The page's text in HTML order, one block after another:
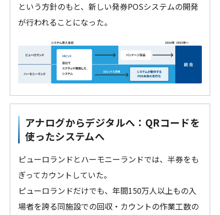
という方針のもと、新しい発券POSシステムの開発
が行われることになった。
アナログからデジタルへ：QRコードを
使ったシステムへ
ピューロランドとハーモニーランドでは、半券をも
ぎってカウントしていた。
ピューロランドだけでも、年間150万人以上もの入
場者を誇る同施設での回収・カウントの作業工数の